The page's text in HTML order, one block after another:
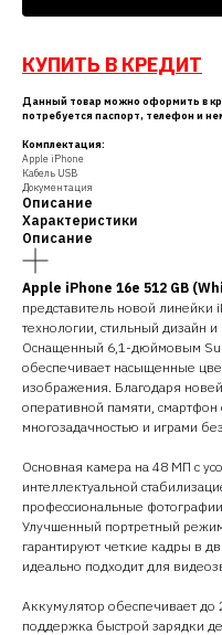
КУПИТЬ В КРЕДИТ
Данный товар можно оформить в
потребуется паспорт, телефон и
Комплектация:
Apple iPhone
Кабель USB
Документация
Описание
Характеристики
Описание
Apple iPhone 16e 512 GB
представитель новой
технологии, стильный дизайн
Оснащенный 6,1-дюймовым
обеспечивает насыщенные
изображения. Благодаря
оперативной памяти, смартфон
многозадачностью и играми
Основная камера на 48 МП с
интеллектуальной
профессиональные
Улучшенный портретный
гарантируют четкие кадры в
идеально подходит для
Аккумулятор обеспечивает до
поддержка быстрой зарядки